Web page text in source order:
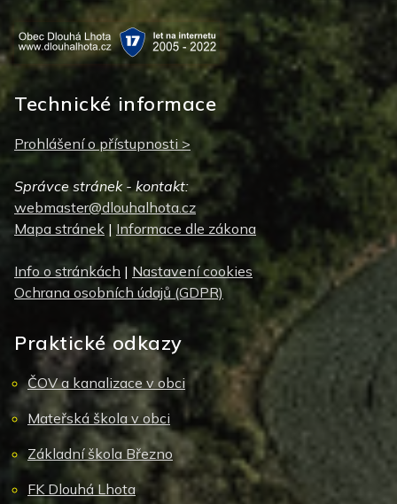
Technické informace
Prohlášení o přístupnosti >
Správce stránek - kontakt:
webmaster@dlouhalhota.cz
Mapa stránek | Informace dle zákona
Info o stránkách | Nastavení cookies
Ochrana osobních údajů (GDPR)
Praktické odkazy
ČOV a kanalizace v obci
Mateřská škola v obci
Základní škola Březno
FK Dlouhá Lhota